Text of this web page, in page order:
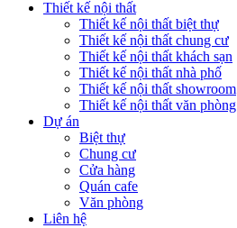
Thiết kế nội thất
Thiết kế nội thất biệt thự
Thiết kế nội thất chung cư
Thiết kế nội thất khách sạn
Thiết kế nội thất nhà phố
Thiết kế nội thất showroom
Thiết kế nội thất văn phòng
Dự án
Biệt thự
Chung cư
Cửa hàng
Quán cafe
Văn phòng
Liên hệ